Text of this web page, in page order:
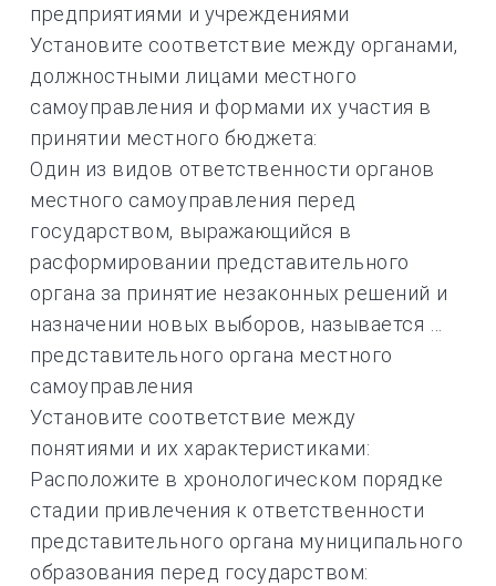
предприятиями и учреждениями
Установите соответствие между органами,
должностными лицами местного
самоуправления и формами их участия в
принятии местного бюджета:
Один из видов ответственности органов
местного самоуправления перед
государством, выражающийся в
расформировании представительного
органа за принятие незаконных решений и
назначении новых выборов, называется …
представительного органа местного
самоуправления
Установите соответствие между
понятиями и их характеристиками:
Расположите в хронологическом порядке
стадии привлечения к ответственности
представительного органа муниципального
образования перед государством: